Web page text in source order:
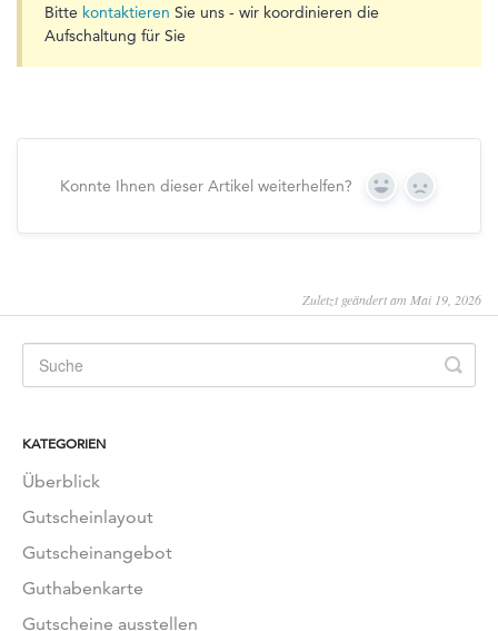
Bitte kontaktieren Sie uns - wir koordinieren die
Aufschaltung für Sie
Konnte Ihnen dieser Artikel weiterhelfen? Yes No
Zuletzt geändert am Mai 19, 2026
KATEGORIEN
Überblick
Gutscheinlayout
Gutscheinangebot
Guthabenkarte
Gutscheine ausstellen